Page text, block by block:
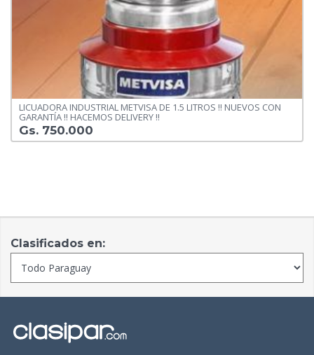
LICUADORA INDUSTRIAL METVISA DE 1.5 LITROS !! NUEVOS CON
GARANTÍA !! HACEMOS DELIVERY !!
Gs. 750.000
Clasificados en: